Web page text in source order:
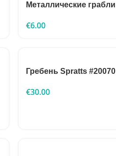
Металлические грабли
€6.00
Гребень Spratts #20070
€30.00